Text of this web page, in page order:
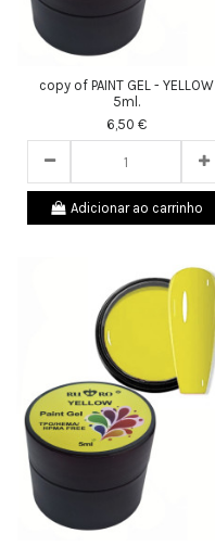
copy of PAINT GEL - YELLOW
5ml.
6,50 €
Adicionar ao carrinho